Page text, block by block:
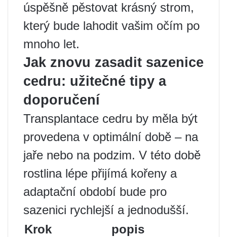
úspěšně pěstovat krásný strom,
který bude lahodit vašim očím po
mnoho let.
Jak znovu zasadit sazenice
cedru: užitečné tipy a
doporučení
Transplantace cedru by měla být
provedena v optimální době – ​​na
jaře nebo na podzim. V této době
rostlina lépe přijímá kořeny a
adaptační období bude pro
sazenici rychlejší a jednodušší.
Krok
popis